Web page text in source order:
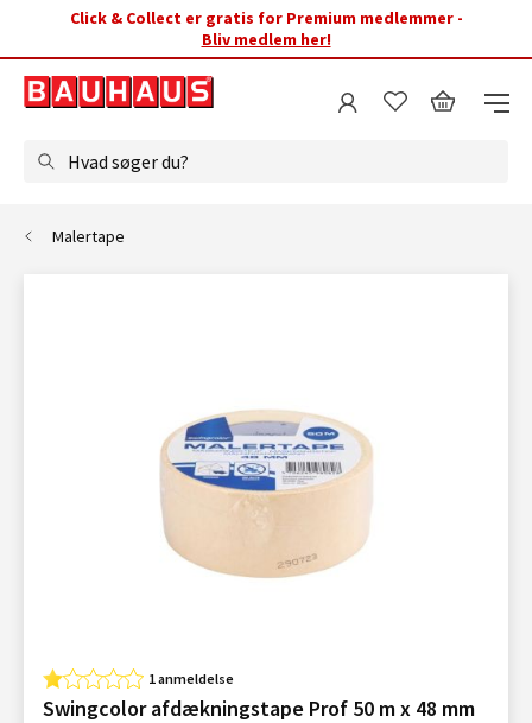
Click & Collect er gratis for Premium medlemmer -
Bliv medlem her!
Hvad søger du?
Malertape
1 anmeldelse
Swingcolor afdækningstape Prof 50 m x 48 mm